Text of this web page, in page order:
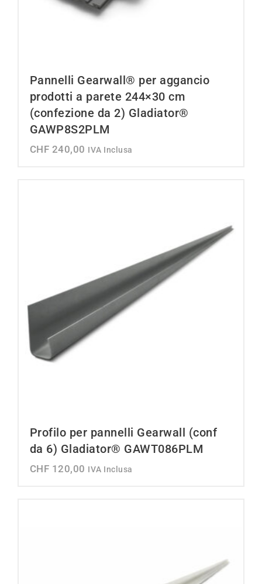
Pannelli Gearwall® per aggancio
prodotti a parete 244×30 cm
(confezione da 2) Gladiator®
GAWP8S2PLM
CHF 240,00 IVA Inclusa
Profilo per pannelli Gearwall (conf
da 6) Gladiator® GAWT086PLM
CHF 120,00 IVA Inclusa